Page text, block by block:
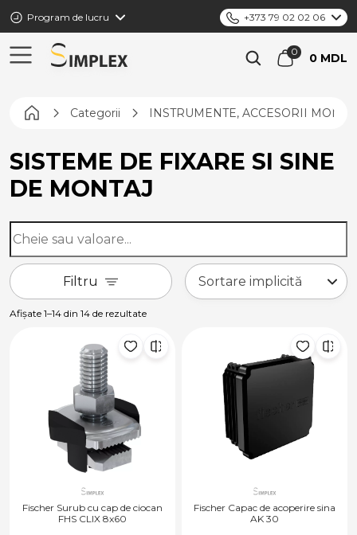
Program de lucru +373 79 02 02 06
0 MDL
Pagina principală
Categorii INSTRUMENTE, ACCESORII
SISTEME DE FIXARE SI SINE
DE MONTAJ
Filtru
Afișate 1–14 din 14 de rezultate
Fischer Surub cu cap de ciocan
FHS CLIX 8x60
Fischer Capac de acoperire sina
AK 30